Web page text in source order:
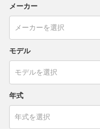
メーカー
モデル
年式